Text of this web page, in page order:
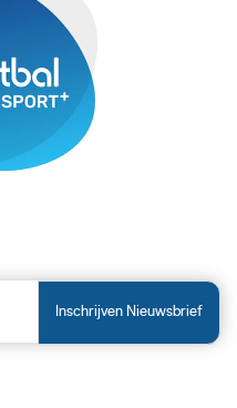
Inschrijven Nieuwsbrief